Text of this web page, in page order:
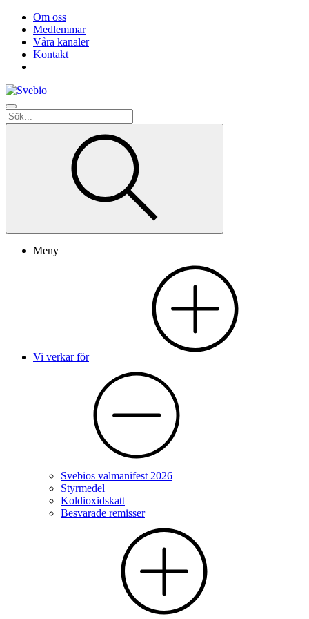
Om oss
Medlemmar
Våra kanaler
Kontakt
Meny
Vi verkar för
Svebios valmanifest 2026
Styrmedel
Koldioxidskatt
Besvarade remisser